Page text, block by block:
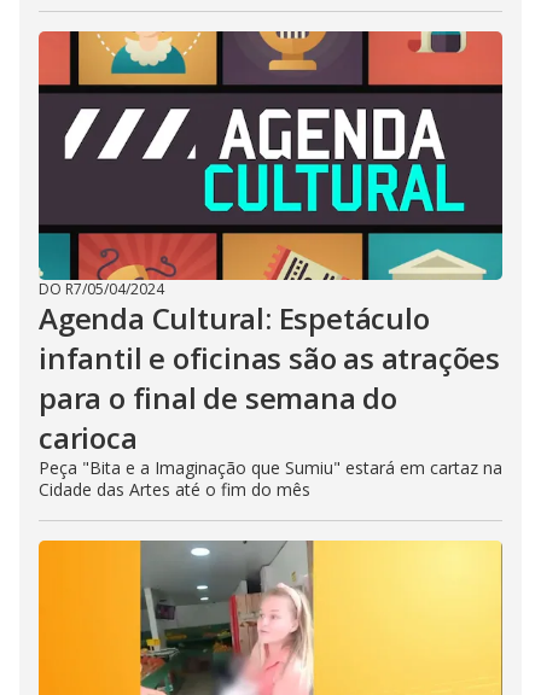
DO R7/05/04/2024
Agenda Cultural: Espetáculo
infantil e oficinas são as atrações
para o final de semana do
carioca
Peça "Bita e a Imaginação que Sumiu" estará em cartaz na
Cidade das Artes até o fim do mês